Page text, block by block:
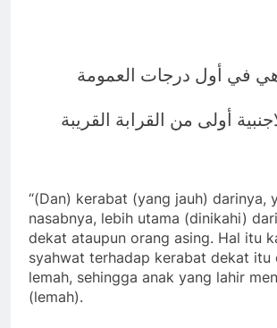
هي في أول درجات العمومة
أولى من القرابة القريبة
“(Dan) kerabat (yang jauh) darinya,
nasabnya, lebih utama (dinikahi)
dekat ataupun orang asing. Hal itu
syahwat terhadap kerabat dekat itu
lemah, sehingga anak yang lahir
(lemah).